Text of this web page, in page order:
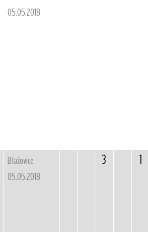
05.05.2018
Blažovice
05.05.2018
3 1